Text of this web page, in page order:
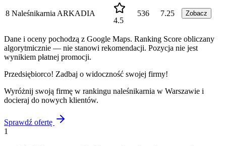
8 Naleśnikarnia ARKADIA
4.5
536 7.25 Zobacz
Dane i oceny pochodzą z Google Maps. Ranking Score obliczany
algorytmicznie — nie stanowi rekomendacji. Pozycja nie jest
wynikiem płatnej promocji.
Przedsiębiorco! Zadbaj o widoczność swojej firmy!
Wyróżnij swoją firmę w rankingu naleśnikarnia w Warszawie i
docieraj do nowych klientów.
Sprawdź ofertę
1